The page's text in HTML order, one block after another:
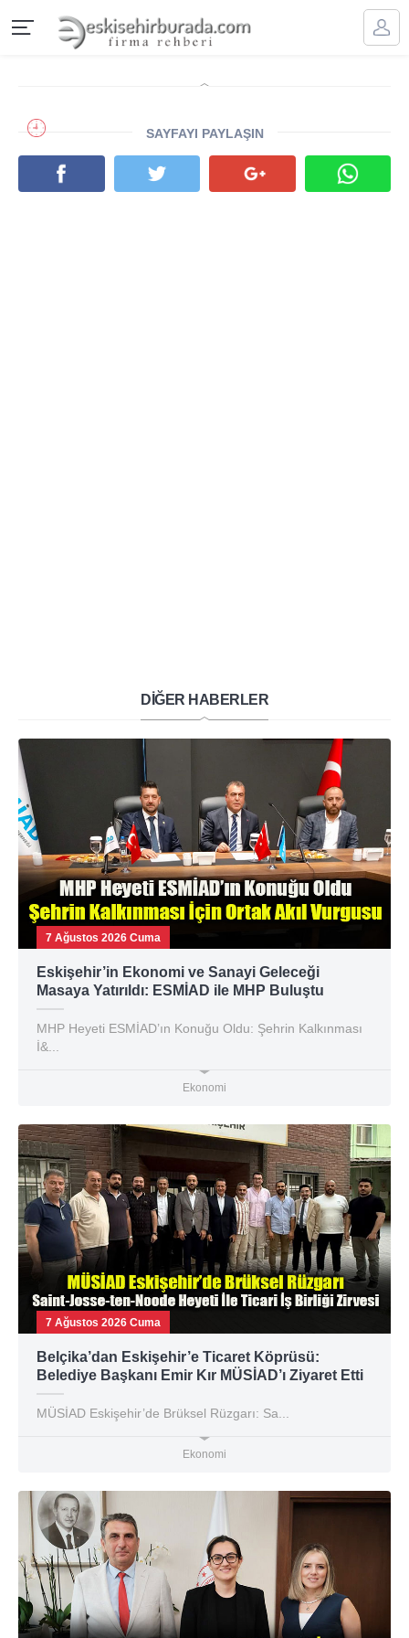
SAYFAYI PAYLAŞIN
DİĞER HABERLER
7 Ağustos 2026 Cuma
Eskişehir’in Ekonomi ve Sanayi Geleceği
Masaya Yatırıldı: ESMİAD ile MHP Buluştu
MHP Heyeti ESMİAD’ın Konuğu Oldu: Şehrin Kalkınması
İ&...
Ekonomi
7 Ağustos 2026 Cuma
Belçika’dan Eskişehir’e Ticaret Köprüsü:
Belediye Başkanı Emir Kır MÜSİAD’ı Ziyaret Etti
MÜSİAD Eskişehir’de Brüksel Rüzgarı: Sa...
Ekonomi